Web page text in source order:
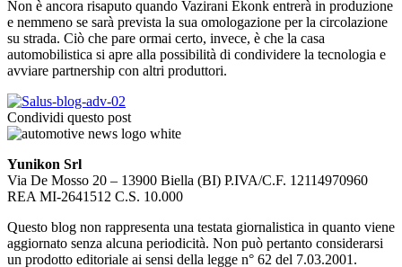
Non è ancora risaputo quando Vazirani Ekonk entrerà in produzione
e nemmeno se sarà prevista la sua omologazione per la circolazione
su strada. Ciò che pare ormai certo, invece, è che la casa
automobilistica si apre alla possibilità di condividere la tecnologia e
avviare partnership con altri produttori.
Condividi questo post
Yunikon Srl
Via De Mosso 20 – 13900 Biella (BI) P.IVA/C.F. 12114970960
REA MI-2641512 C.S. 10.000
Questo blog non rappresenta una testata giornalistica in quanto viene
aggiornato senza alcuna periodicità. Non può pertanto considerarsi
un prodotto editoriale ai sensi della legge n° 62 del 7.03.2001.